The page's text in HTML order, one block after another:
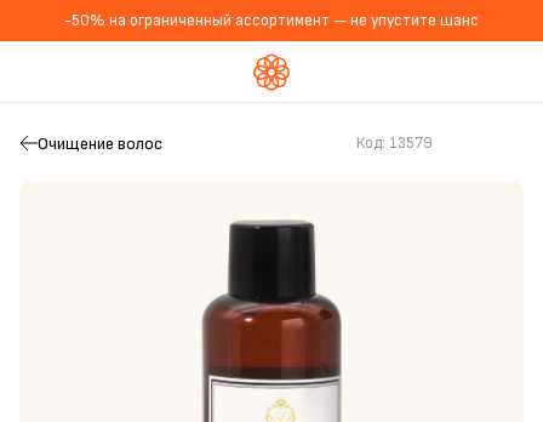
-50% на ограниченный ассортимент — не упустите шанс
Очищение волос Код: 13579